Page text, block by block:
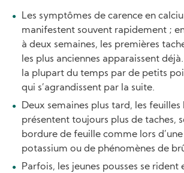
Les symptômes de carence en
manifestent souvent rapidement ; en
à deux semaines, les premières
les plus anciennes apparaissent
la plupart du temps par de petits
qui s’agrandissent par la suite.
Deux semaines plus tard, les feuilles
présentent toujours plus de taches,
bordure de feuille comme lors
potassium ou de phénomènes de
Parfois, les jeunes pousses se rident